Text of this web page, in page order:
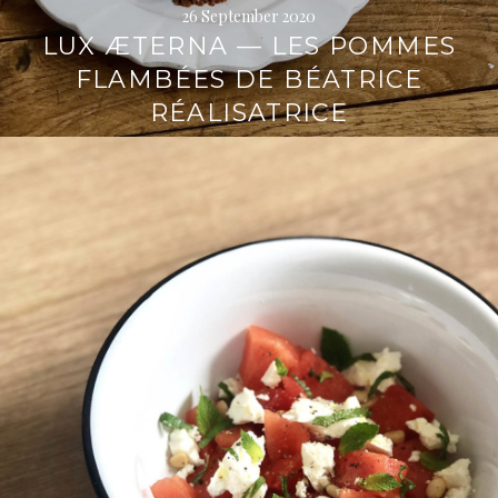
26 September 2020
LUX ÆTERNA — LES POMMES
FLAMBÉES DE BÉATRICE
RÉALISATRICE